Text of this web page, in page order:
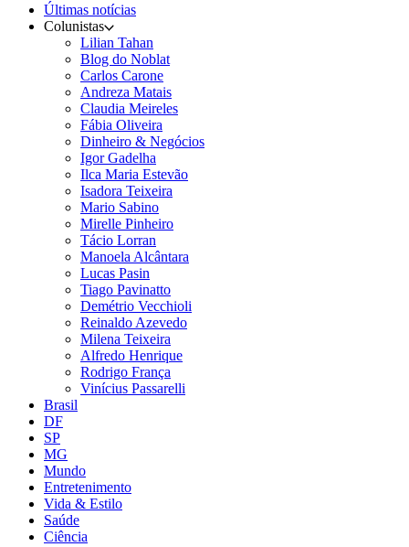
Últimas notícias
Colunistas
Lilian Tahan
Blog do Noblat
Carlos Carone
Andreza Matais
Claudia Meireles
Fábia Oliveira
Dinheiro & Negócios
Igor Gadelha
Ilca Maria Estevão
Isadora Teixeira
Mario Sabino
Mirelle Pinheiro
Tácio Lorran
Manoela Alcântara
Lucas Pasin
Tiago Pavinatto
Demétrio Vecchioli
Reinaldo Azevedo
Milena Teixeira
Alfredo Henrique
Rodrigo França
Vinícius Passarelli
Brasil
DF
SP
MG
Mundo
Entretenimento
Vida & Estilo
Saúde
Ciência